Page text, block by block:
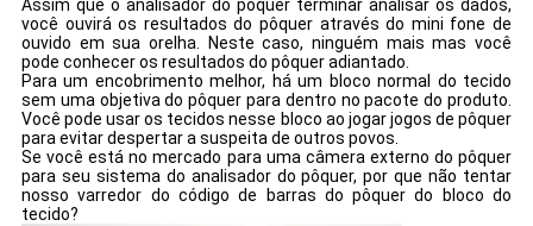
Assim que o analisador do pôquer terminar analisar os dados,
você ouvirá os resultados do pôquer através do mini fone de
ouvido em sua orelha. Neste caso, ninguém mais mas você
pode conhecer os resultados do pôquer adiantado.
Para um encobrimento melhor, há um bloco normal do tecido
sem uma objetiva do pôquer para dentro no pacote do produto.
Você pode usar os tecidos nesse bloco ao jogar jogos de pôquer
para evitar despertar a suspeita de outros povos.
Se você está no mercado para uma câmera externo do pôquer
para seu sistema do analisador do pôquer, por que não tentar
nosso varredor do código de barras do pôquer do bloco do
tecido?